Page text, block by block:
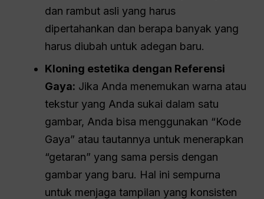
dan rambut asli yang harus
dipertahankan dan berapa banyak yang
harus diubah untuk adegan baru.
Kloning estetika dengan Referensi
Gaya: Jika Anda menemukan warna atau
tekstur yang Anda sukai dalam satu
gambar, Anda bisa menggunakan “Kode
Gaya” atau tautannya untuk menerapkan
“getaran” yang sama persis dengan
gambar yang baru. Hal ini sempurna
untuk menjaga tampilan yang konsisten